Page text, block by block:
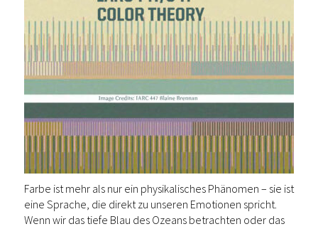
Farbe ist mehr als nur ein physikalisches Phänomen – sie ist
eine Sprache, die direkt zu unseren Emotionen spricht.
Wenn wir das tiefe Blau des Ozeans betrachten oder das